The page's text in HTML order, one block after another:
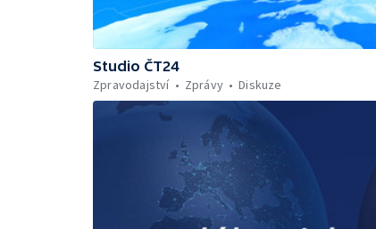
Studio ČT24
Zpravodajství
Zprávy Diskuze